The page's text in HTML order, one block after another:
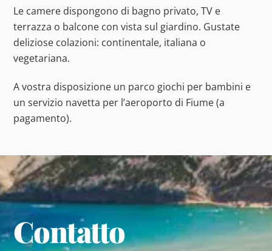
Le camere dispongono di bagno privato, TV e
terrazza o balcone con vista sul giardino. Gustate
deliziose colazioni: continentale, italiana o
vegetariana.
A vostra disposizione un parco giochi per bambini e
un servizio navetta per l’aeroporto di Fiume (a
pagamento).
Contatto